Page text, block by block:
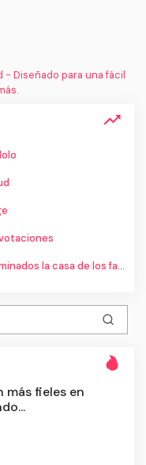
la casa de los famosos
más fieles en